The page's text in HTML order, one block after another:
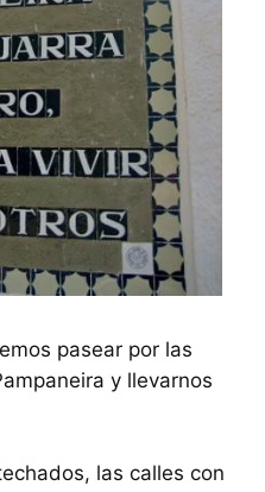
pasear por las
y llevarnos
las calles con